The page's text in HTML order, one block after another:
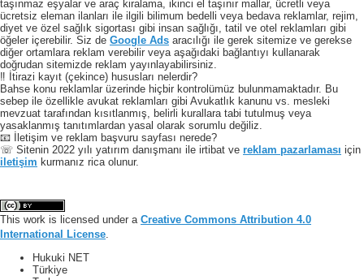
taşınmaz eşyalar ve araç kiralama, ikinci el taşınır mallar, ücretli veya
ücretsiz eleman ilanları ile ilgili bilimum bedelli veya bedava reklamlar, rejim,
diyet ve özel sağlık sigortası gibi insan sağlığı, tatil ve otel reklamları gibi
öğeler içerebilir. Siz de Google Ads aracılığı ile gerek sitemize ve gerekse
diğer ortamlara reklam verebilir veya aşağıdaki bağlantıyı kullanarak
doğrudan sitemizde reklam yayınlayabilirsiniz.
‼️ İtirazi kayıt (çekince) hususları nelerdir?
Bahse konu reklamlar üzerinde hiçbir kontrolümüz bulunmamaktadır. Bu
sebep ile özellikle avukat reklamları gibi Avukatlık kanunu vs. mesleki
mevzuat tarafından kısıtlanmış, belirli kurallara tabi tutulmuş veya
yasaklanmış tanıtımlardan yasal olarak sorumlu değiliz.
📧 İletişim ve reklam başvuru sayfası nerede?
☏ Sitenin 2022 yılı yatırım danışmanı ile irtibat ve reklam pazarlaması için
iletişim kurmanız rica olunur.
This work is licensed under a Creative Commons Attribution 4.0
International License
Hukuki NET
Türkiye